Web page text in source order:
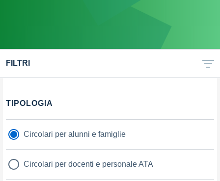
FILTRI
Filtri
TIPOLOGIA
Circolari per alunni e famiglie
Circolari per docenti e personale ATA